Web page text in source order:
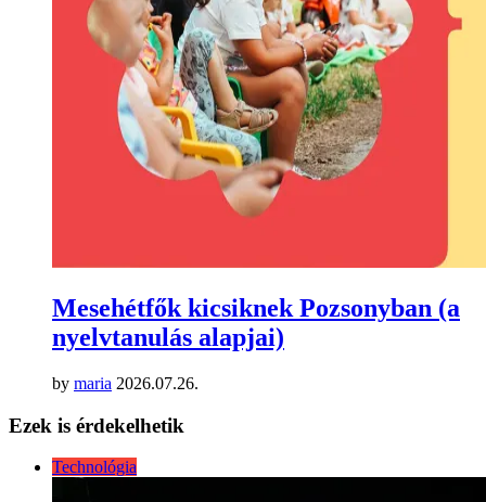
Mesehétfők kicsiknek Pozsonyban (a
nyelvtanulás alapjai)
by maria 2026.07.26.
Ezek is érdekelhetik
Technológia